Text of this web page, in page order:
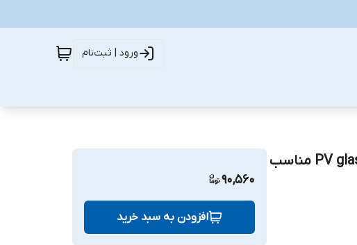
ورود | ثبت‌نام
محافظ صفحه نمایش سرامیکی اچ وی تی مدل PV glass مناسب
90,560
افزودن به سبد خرید